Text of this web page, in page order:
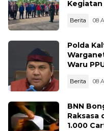
Berita 08
Polda
Waru
Berita 08
BNN
Raksasa
1.000